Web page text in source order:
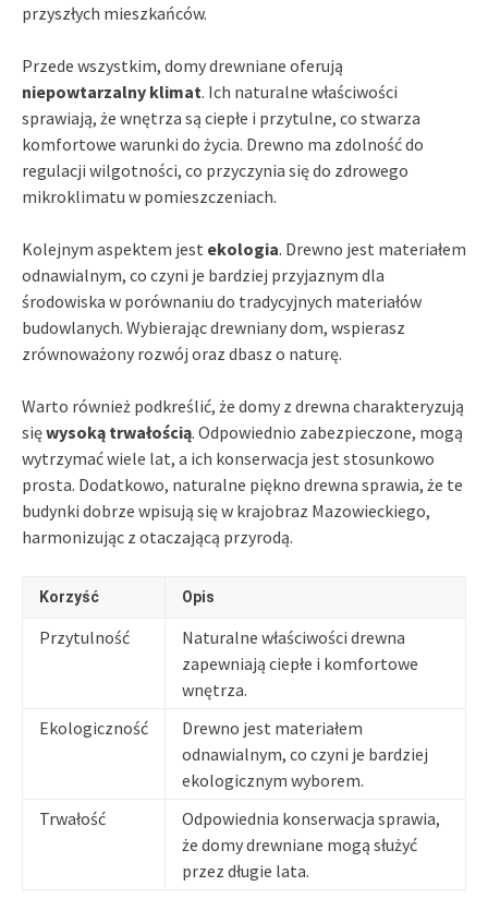
przyszłych mieszkańców.
Przede wszystkim, domy drewniane oferują
niepowtarzalny klimat. Ich naturalne właściwości
sprawiają, że wnętrza są ciepłe i przytulne, co stwarza
komfortowe warunki do życia. Drewno ma zdolność do
regulacji wilgotności, co przyczynia się do zdrowego
mikroklimatu w pomieszczeniach.
Kolejnym aspektem jest ekologia. Drewno jest materiałem
odnawialnym, co czyni je bardziej przyjaznym dla
środowiska w porównaniu do tradycyjnych materiałów
budowlanych. Wybierając drewniany dom, wspierasz
zrównoważony rozwój oraz dbasz o naturę.
Warto również podkreślić, że domy z drewna charakteryzują
sięwysoką trwałością. Odpowiednio zabezpieczone, mogą
wytrzymać wiele lat, a ich konserwacja jest stosunkowo
prosta. Dodatkowo, naturalne piękno drewna sprawia, że te
budynki dobrze wpisują się w krajobraz Mazowieckiego,
harmonizując z otaczającą przyrodą.
Korzyść Opis
Przytulność
Naturalne właściwości drewna
zapewniają ciepłe i komfortowe
wnętrza.
Ekologiczność
Drewno jest materiałem
odnawialnym, co czyni je bardziej
ekologicznym wyborem.
Trwałość
Odpowiednia konserwacja sprawia,
że domy drewniane mogą służyć
przez długie lata.